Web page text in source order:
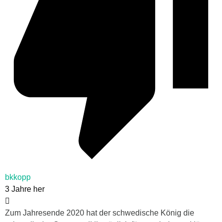
bkkopp
3 Jahre her
Zum Jahresende 2020 hat der schwedische König die